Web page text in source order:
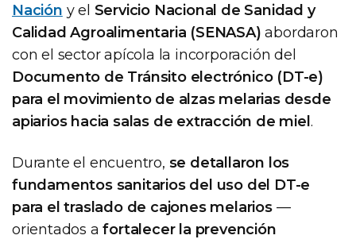
Nación y el Servicio Nacional de Sanidad y
Calidad Agroalimentaria (SENASA) abordaron
con el sector apícola la incorporación del
Documento de Tránsito electrónico (DT-e)
para el movimiento de alzas melarias desde
apiarios hacia salas de extracción de miel .
Durante el encuentro, se detallaron los
fundamentos sanitarios del uso del DT-e
para el traslado de cajones melarios—
orientados afortalecer la prevención